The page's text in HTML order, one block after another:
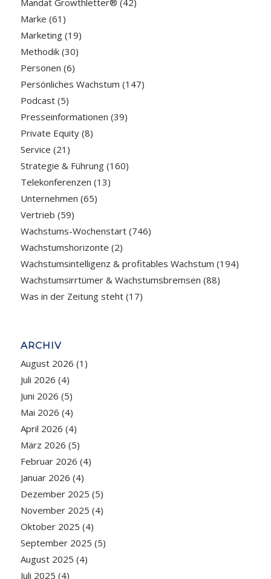
Mandat Growthletter® (42)
Marke (61)
Marketing(19)
Methodik(30)
Personen (6)
Persönliches Wachstum (147)
Podcast(5)
Presseinformationen (39)
Private Equity(8)
Service (21)
Strategie & Führung(160)
Telekonferenzen (13)
Unternehmen (65)
Vertrieb (59)
Wachstums-Wochenstart(746)
Wachstumshorizonte (2)
Wachstumsintelligenz & profitables Wachstum (194)
Wachstumsirrtümer & Wachstumsbremsen (88)
Was in der Zeitung steht(17)
ARCHIV
August 2026 (1)
Juli 2026 (4)
Juni 2026 (5)
Mai 2026 (4)
April 2026 (4)
März 2026 (5)
Februar 2026 (4)
Januar 2026 (4)
Dezember 2025 (5)
November 2025 (4)
Oktober 2025 (4)
September 2025 (5)
August 2025 (4)
Juli 2025 (4)